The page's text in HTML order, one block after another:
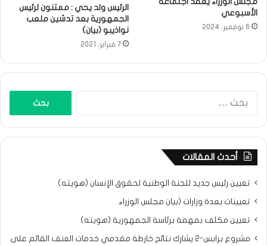
الأسبوعي
6 نوفمبر، 2024
الرئيس ولد يحي : ممتنون لرئيس
الجمهورية بعد تدشين ملعب
نواذيبو (بيان)
7 فبراير، 2021
أحدث المقالات
تعيين رئيس جديد للجنة الوطنية لحقوق الإنسان (هويته)
تعيينات بعدة وزارات (بيان مجلس الوزراء
تعيين مكلف بمهمة برئاسة الجمهورية (هويته)
مشروع برابس-2 يشارك نتائح خارطة مقدمي خدمات العنف القائم على